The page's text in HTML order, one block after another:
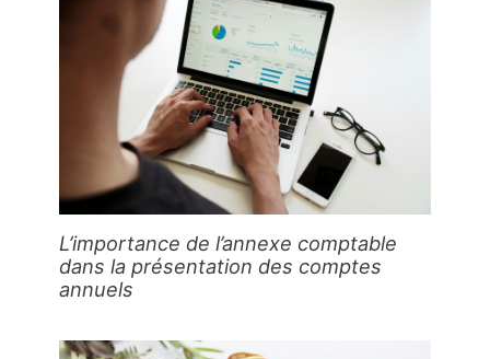
L’importance de l’annexe comptable
dans la présentation des comptes
annuels